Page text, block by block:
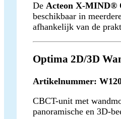
De Acteon X-MIND®
beschikbaar in
afhankelijk van de
Optima 2D/3D
Artikelnummer:
CBCT-unit met
panoramische en 3D-